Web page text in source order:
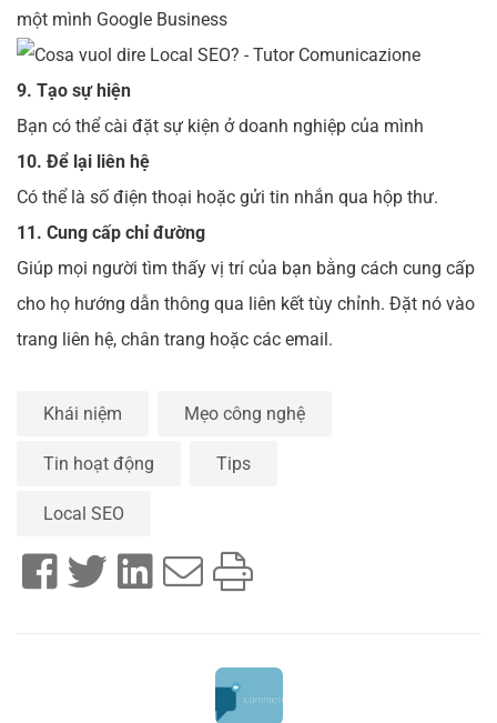
một mình Google Business
9. Tạo sự hiện
Bạn có thể cài đặt sự kiện ở doanh nghiệp của mình
10. Để lại liên hệ
Có thể là số điện thoại hoặc gửi tin nhắn qua hộp thư.
11. Cung cấp chỉ đường
Giúp mọi người tìm thấy vị trí của bạn bằng cách cung cấp
cho họ hướng dẫn thông qua liên kết tùy chỉnh. Đặt nó vào
trang liên hệ, chân trang hoặc các email.
Khái niệm Mẹo công nghệ
Tin hoạt động Tips
Local SEO